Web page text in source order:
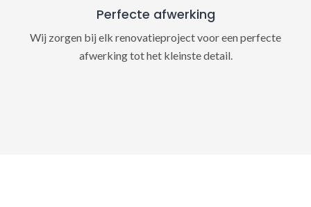
Perfecte afwerking
Wij zorgen bij elk renovatieproject voor een perfecte
afwerking tot het kleinste detail.